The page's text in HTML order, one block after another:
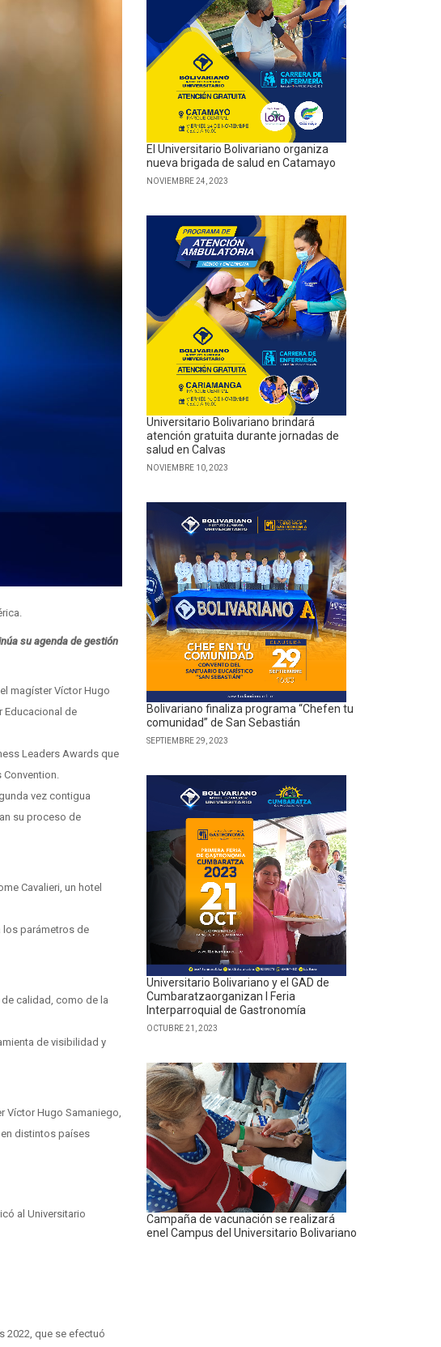
su agenda de gestión
magíster Víctor Hugo
Educacional de
Leaders Awards que
vez contigua
su proceso de
Cavalieri, un hotel
los parámetros de
calidad, como de la
de visibilidad y
Víctor Hugo Samaniego,
distintos países
al Universitario
2022, que se efectuó
El Universitario Bolivariano organiza
nueva brigada de salud en Catamayo
NOVIEMBRE 24, 2023
Universitario Bolivariano brindará
atención gratuita durante jornadas de
salud en Calvas
NOVIEMBRE 10, 2023
Bolivariano finaliza programa “Chefen tu
comunidad” de San Sebastián
SEPTIEMBRE 29, 2023
Universitario Bolivariano y el GAD de
Cumbaratzaorganizan I Feria
Interparroquial de Gastronomía
OCTUBRE 21, 2023
Campaña de vacunación se realizará
enel Campus del Universitario Bolivariano